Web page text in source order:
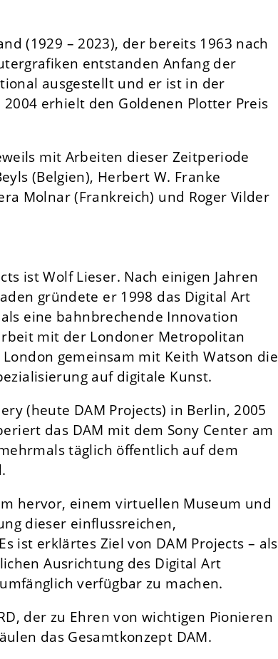
(1929 – 2023), der bereits 1963 nach
entstanden Anfang der
ausgestellt und er ist in der
erhielt den Goldenen Plotter Preis
mit Arbeiten dieser Zeitperiode
(Belgien), Herbert W. Franke
Molnar (Frankreich) und Roger Vilder
ist Wolf Lieser. Nach einigen Jahren
gründete er 1998 das Digital Art
eine bahnbrechende Innovation
mit der Londoner Metropolitan
gemeinsam mit Keith Watson die
auf digitale Kunst.
(heute DAM Projects) in Berlin, 2005
das DAM mit dem Sony Center am
täglich öffentlich auf dem
hervor, einem virtuellen Museum und
dieser einflussreichen,
ist erklärtes Ziel von DAM Projects – als
Ausrichtung des Digital Art
verfügbar zu machen.
der zu Ehren von wichtigen Pionieren
das Gesamtkonzept DAM.